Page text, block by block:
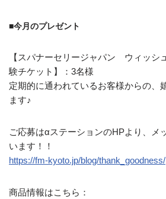
■今月のプレゼント
【スパナーセリージャパン ウィッシ
験チケット】：3名様
定期的に通われているお客様からの、
ます♪
ご応募はαステーションのHPより、メ
います！！
https://fm-kyoto.jp/blog/thank_goodness/
商品情報はこちら：